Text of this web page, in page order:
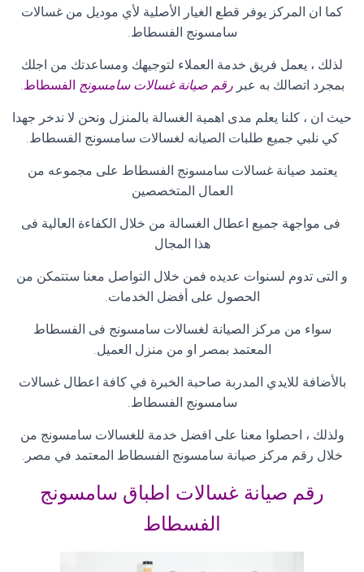
كما ان المركز يوفر قطع الغيار الأصلية لأي موديل من غسالات
سامسونج الفسطاط.
لذلك ، يعمل فريق خدمة العملاء لتوجيهك ومساعدتك من اجلك
بمجرد اتصالك به عبررقم صيانة غسالات سامسونج الفسطاط.
حيث ان ، كلنا يعلم مدى اهمية الغسالة بالمنزل ونحن لا ندخر جهدا
كي نلبي جميع طلبات الصيانه لغسالات سامسونج الفسطاط.
يعتمد صيانة غسالات سامسونج الفسطاط على مجموعه من
العمال المتخصصين
فى مواجهة جميع اعطال الغسالة من خلال الكفاءة العالية فى
هذا المجال
و التى تدوم لسنوات عديده فمن خلال التواصل معنا ستتمكن من
الحصول على أفضل الخدمات.
سواء من مركز الصيانة لغسالات سامسونج فى الفسطاط
المعتمد بمصر او من منزل العميل.
بالأضافة للايدي المدربة صاحبة الخبرة في كافة اعطال غسالات
سامسونج الفسطاط.
ولذلك ، احصلوا معنا على افضل خدمة للغسالات سامسونج من
خلال رقم مركز صيانة سامسونج الفسطاط المعتمد في مصر .
رقم صيانة غسالات اطباق سامسونج
الفسطاط